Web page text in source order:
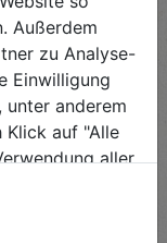
ANSEHEN
Außerdem
zu Analyse-
Einwilligung
anderem
Klick auf "Alle
aller
findest du alle
du kannst
erlauben